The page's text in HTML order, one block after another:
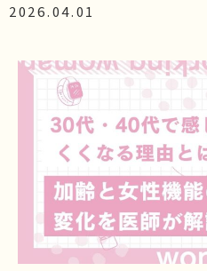
スレッドリフト
施術価格表
化粧品価格表
ブログ・院長セレクト
院長ブログ
コラム
2026.04.01